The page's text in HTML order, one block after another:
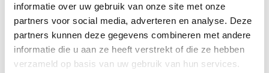
informatie over uw gebruik van onze site met onze
partners voor social media, adverteren en analyse. Deze
partners kunnen deze gegevens combineren met andere
informatie die u aan ze heeft verstrekt of die ze hebben
verzameld op basis van uw gebruik van hun services.
105 min
Min. autonomie AP 300 S accu
104 min